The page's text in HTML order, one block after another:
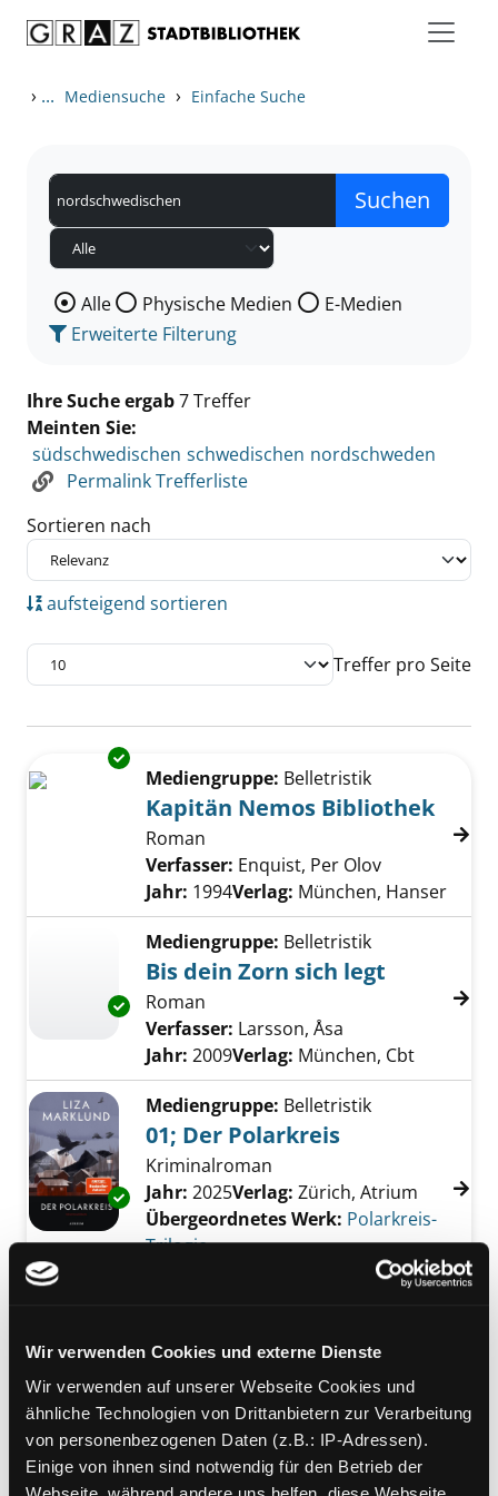
Wir verwenden Cookies und externe Dienste
Wir verwenden auf unserer Webseite Cookies und
ähnliche Technologien von Drittanbietern zur Verarbeitung
von personenbezogenen Daten (z.B.: IP-Adressen).
Einige von ihnen sind notwendig für den Betrieb der
› ... Mediensuche › Einfache Suche
Wählen Sie die Medienart nach der Sie suchen wollen.
Alle Physische Medien
E-Medien
Erweiterte Filterung
Ihre Suche ergab7 Treffer
Meinten Sie:
südschwedischen schwedischen nordschweden
Permalink Trefferliste
Sortieren nach
aufsteigend sortieren
Treffer pro Seite
Suchergebnis
Zu den Suchfiltern springen
Exemplar-Details von Kapitän Nemos
Mediengruppe: Belletristik
Kapitän Nemos Bibliothek
Roman
Verfasser: Enquist, Per Olov
Jahr: 1994Verlag: München, Hanser
Exemplar-Details von Bis dein Zorn sich legt
Mediengruppe: Belletristik
Bis dein Zorn sich legt
Roman
Verfasser: Larsson, Åsa
Jahr: 2009Verlag: München, Cbt
Exemplar-Details von 01; Der Polarkreis
Mediengruppe: Belletristik
01; Der Polarkreis
Kriminalroman
Suche nach diesem Verfasser
Jahr: 2025Verlag: Zürich, Atrium
Übergeordnetes Werk: Polarkreis-
Trilogie
Exemplar-Details von Jäger - Staffel 1
Jäger - Staffel 1
Tödliche Gier
Verfasser:Carlström, Björn [Regie]Suche
Jahr:2019Verlag: [o.O.], Edel Motion
Mediengruppe:Belletristik